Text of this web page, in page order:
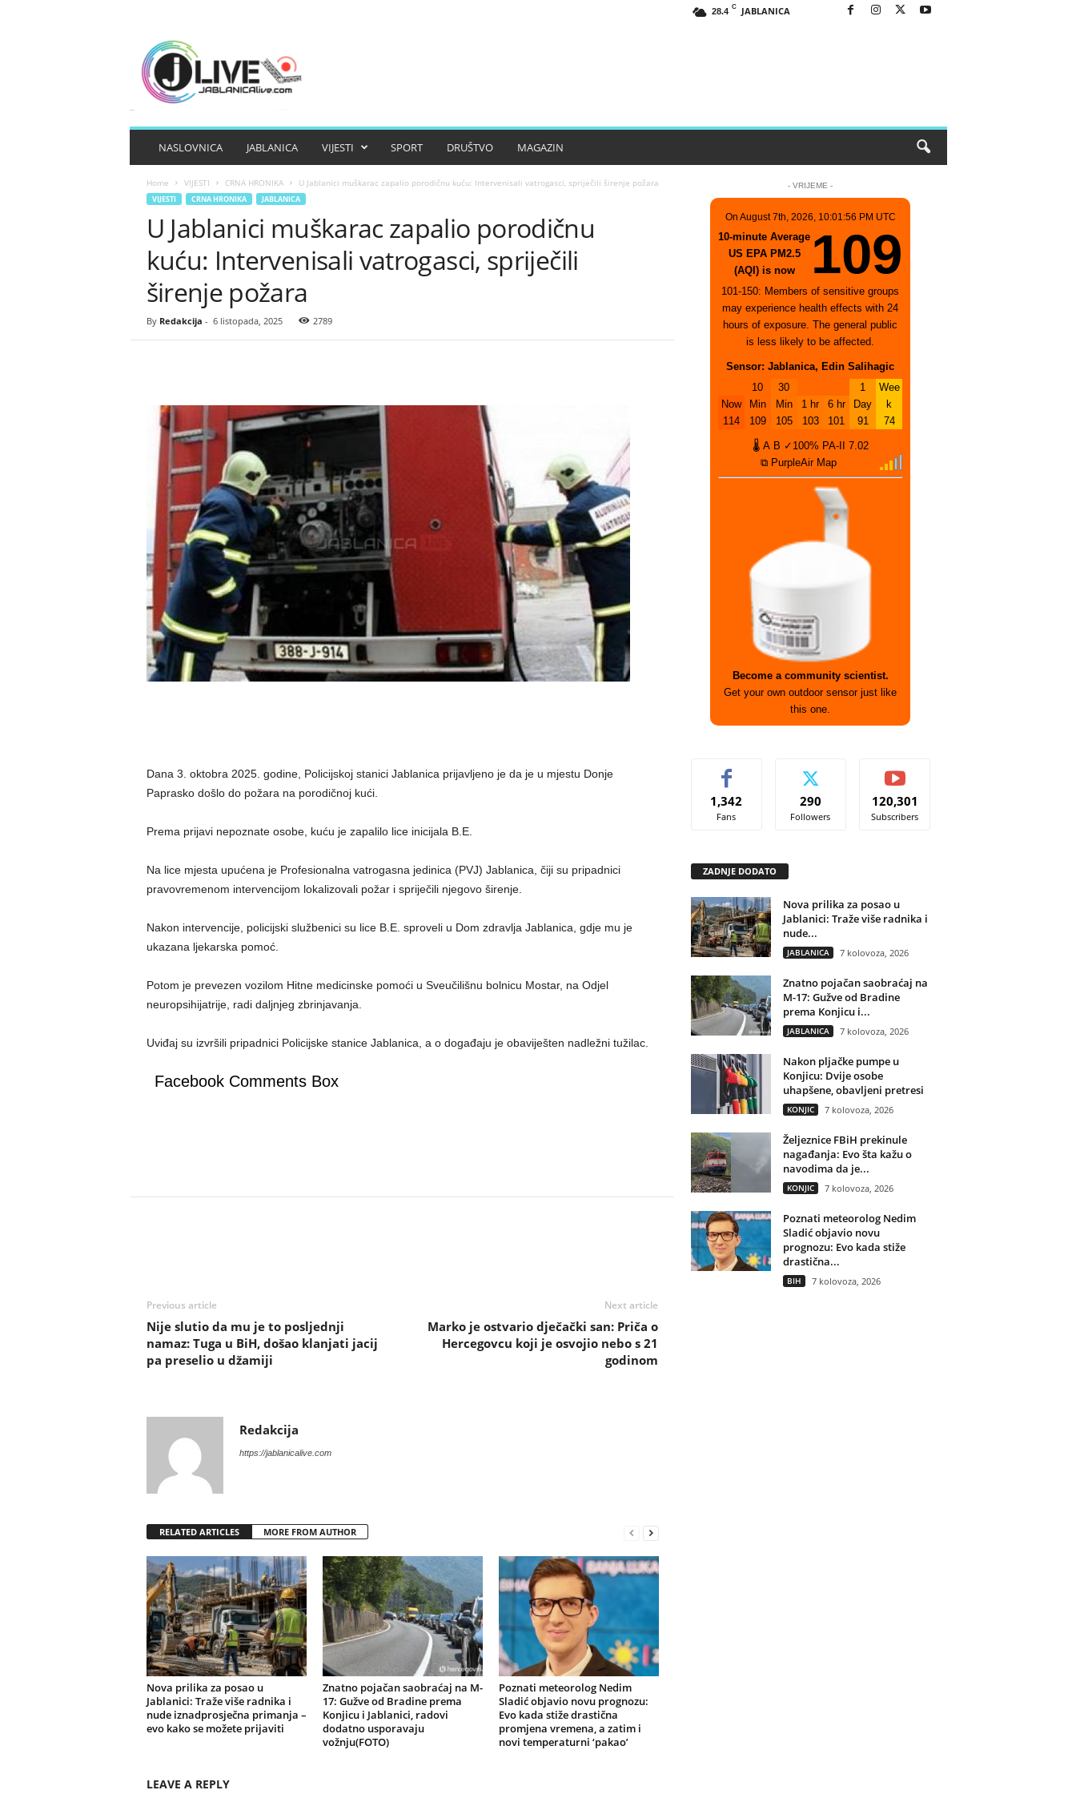
28.4 C JABLANICA
NASLOVNICA JABLANICA VIJESTI SPORT DRUŠTVO MAGAZIN
Home VIJESTI CRNA HRONIKA U Jablanici muškarac zapalio porodičnu kuću: Intervenisali vatrogasci, spriječili širenje požara
VIJESTI CRNA HRONIKA JABLANICA
U Jablanici muškarac zapalio porodičnu
kuću: Intervenisali vatrogasci, spriječili
širenje požara
By Redakcija - 6 listopada, 2025 2789
Dana 3. oktobra 2025. godine, Policijskoj stanici Jablanica prijavljeno je da je u mjestu Donje
Paprasko došlo do požara na porodičnoj kući.
Prema prijavi nepoznate osobe, kuću je zapalilo lice inicijala B.E.
Na lice mjesta upućena je Profesionalna vatrogasna jedinica (PVJ) Jablanica, čiji su pripadnici
pravovremenom intervencijom lokalizovali požar i spriječili njegovo širenje.
Nakon intervencije, policijski službenici su lice B.E. sproveli u Dom zdravlja Jablanica, gdje mu je
ukazana ljekarska pomoć.
Potom je prevezen vozilom Hitne medicinske pomoći u Sveučilišnu bolnicu Mostar, na Odjel
neuropsihijatrije, radi daljnjeg zbrinjavanja.
Uviđaj su izvršili pripadnici Policijske stanice Jablanica, a o događaju je obaviješten nadležni tužilac.
Facebook Comments Box
Previous article
Nije slutio da mu je to posljednji
namaz: Tuga u BiH, došao klanjati jacij
pa preselio u džamiji
Next article
Marko je ostvario dječački san: Priča o
Hercegovcu koji je osvojio nebo s 21
godinom
Redakcija
https://jablanicalive.com
RELATED ARTICLES MORE FROM AUTHOR
Nova prilika za posao u
Jablanici: Traže više radnika i
nude iznadprosječna primanja –
evo kako se možete prijaviti
Znatno pojačan saobraćaj na M-
17: Gužve od Bradine prema
Konjicu i Jablanici, radovi
dodatno usporavaju
vožnju(FOTO)
Poznati meteorolog Nedim
Sladić objavio novu prognozu:
Evo kada stiže drastična
promjena vremena, a zatim i
novi temperaturni ‘pakao’
LEAVE A REPLY
- VRIJEME -
On August 7th, 2026, 10:01:56 PM UTC
10-minute Average
US EPA PM2.5
(AQI) is now
109
101-150: Members of sensitive groups
may experience health effects with 24
hours of exposure. The general public
is less likely to be affected.
Sensor: Jablanica, Edin Salihagic
Now
114
10
Min
109
30
Min
105
1 hr
103
6 hr
101
1
Day
91
Wee
k
74
🌡 A B ✓100% PA-II
7.02
⧉ PurpleAir Map
Become a community scientist.
Get your own outdoor sensor just like
this one.
1,342
Fans
290
Followers
120,301
Subscribers
ZADNJE DODATO
Nova prilika za posao u
Jablanici: Traže više radnika i
nude...
JABLANICA 7 kolovoza, 2026
Znatno pojačan saobraćaj na
M-17: Gužve od Bradine
prema Konjicu i...
JABLANICA 7 kolovoza, 2026
Nakon pljačke pumpe u
Konjicu: Dvije osobe
uhapšene, obavljeni pretresi
KONJIC 7 kolovoza, 2026
Željeznice FBiH prekinule
nagađanja: Evo šta kažu o
navodima da je...
KONJIC 7 kolovoza, 2026
Poznati meteorolog Nedim
Sladić objavio novu
prognozu: Evo kada stiže
drastična...
BIH 7 kolovoza, 2026